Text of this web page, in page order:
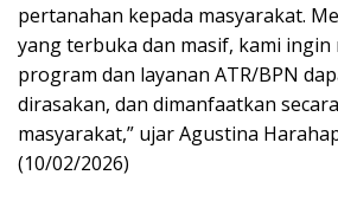
pertanahan kepada masyarakat.
yang terbuka dan masif, kami ingin
program dan layanan ATR/BPN
dirasakan, dan dimanfaatkan
masyarakat,” ujar Agustina
(10/02/2026)